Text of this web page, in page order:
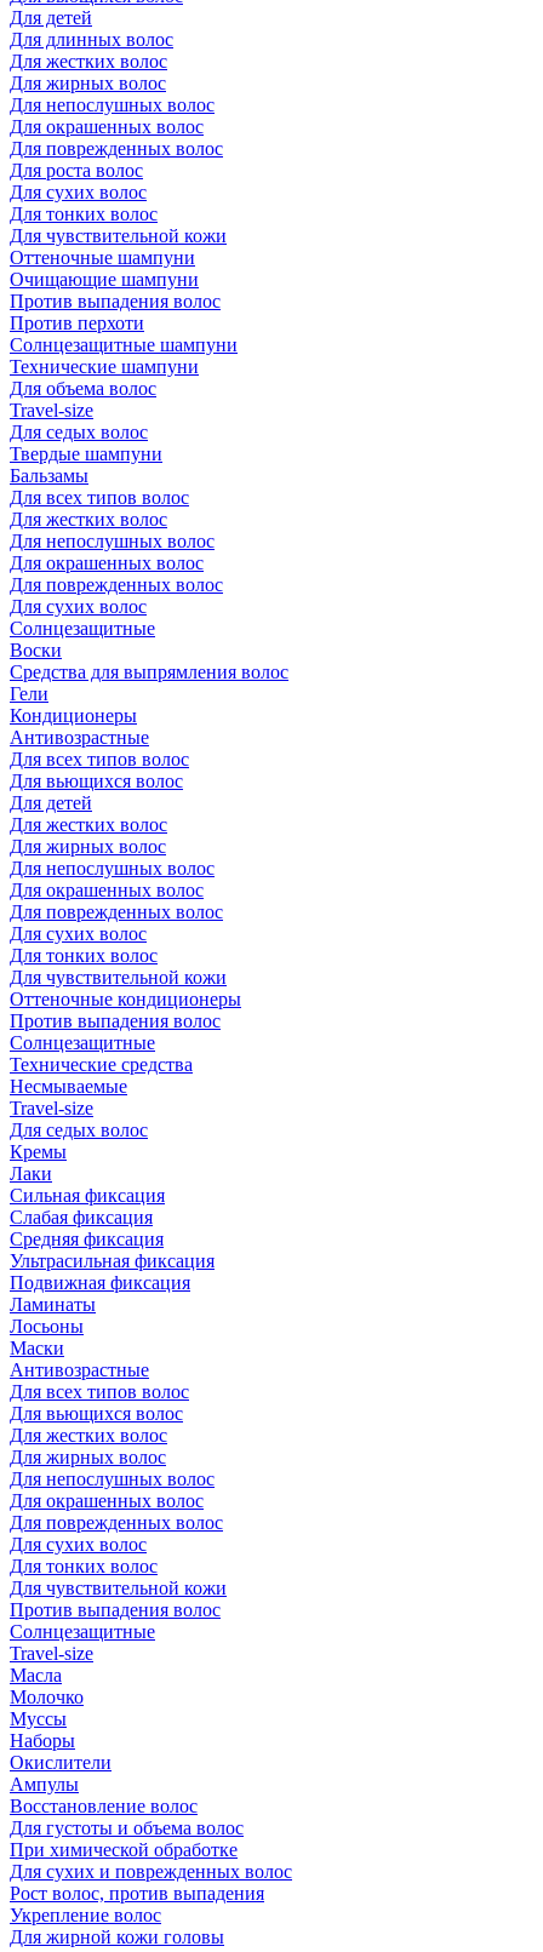
Для детей
Для длинных волос
Для жестких волос
Для жирных волос
Для непослушных волос
Для окрашенных волос
Для поврежденных волос
Для роста волос
Для сухих волос
Для тонких волос
Для чувствительной кожи
Оттеночные шампуни
Очищающие шампуни
Против выпадения волос
Против перхоти
Солнцезащитные шампуни
Технические шампуни
Для объема волос
Travel-size
Для седых волос
Твердые шампуни
Бальзамы
Для всех типов волос
Для жестких волос
Для непослушных волос
Для окрашенных волос
Для поврежденных волос
Для сухих волос
Солнцезащитные
Воски
Средства для выпрямления волос
Гели
Кондиционеры
Антивозрастные
Для всех типов волос
Для вьющихся волос
Для детей
Для жестких волос
Для жирных волос
Для непослушных волос
Для окрашенных волос
Для поврежденных волос
Для сухих волос
Для тонких волос
Для чувствительной кожи
Оттеночные кондиционеры
Против выпадения волос
Солнцезащитные
Технические средства
Несмываемые
Travel-size
Для седых волос
Кремы
Лаки
Сильная фиксация
Слабая фиксация
Средняя фиксация
Ультрасильная фиксация
Подвижная фиксация
Ламинаты
Лосьоны
Маски
Антивозрастные
Для всех типов волос
Для вьющихся волос
Для жестких волос
Для жирных волос
Для непослушных волос
Для окрашенных волос
Для поврежденных волос
Для сухих волос
Для тонких волос
Для чувствительной кожи
Против выпадения волос
Солнцезащитные
Travel-size
Масла
Молочко
Муссы
Наборы
Окислители
Ампулы
Восстановление волос
Для густоты и объема волос
При химической обработке
Для сухих и поврежденных волос
Рост волос, против выпадения
Укрепление волос
Для жирной кожи головы